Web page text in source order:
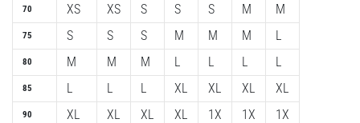
70
75
80
85
90
XS
S
M
L
XL
XS
S
M
L
XL
S
S
M
L
XL
S
M
L
XL
XL
S
M
L
XL
1X
M
M
L
XL
1X
M
L
L
XL
1X